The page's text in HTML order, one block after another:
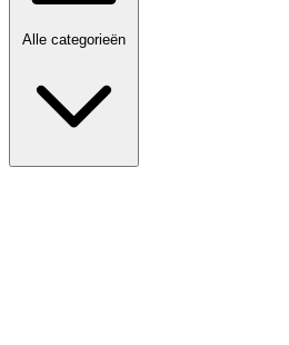
Alle categorieën